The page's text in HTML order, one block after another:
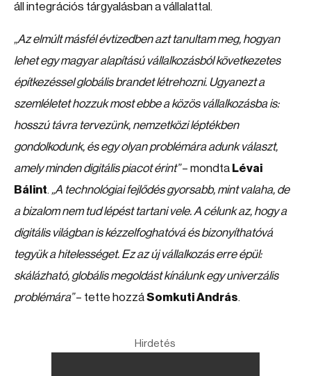
áll integrációs tárgyalásban a vállalattal.
„Az elmúlt másfél évtizedben azt tanultam meg, hogyan
lehet egy magyar alapítású vállalkozásból következetes
építkezéssel globális brandet létrehozni. Ugyanezt a
szemléletet hozzuk most ebbe a közös vállalkozásba is:
hosszú távra tervezünk, nemzetközi léptékben
gondolkodunk, és egy olyan problémára adunk választ,
amely minden digitális piacot érint”– mondta Lévai
Bálint. „A technológiai fejlődés gyorsabb, mint valaha, de
a bizalom nem tud lépést tartani vele. A célunk az, hogy a
digitális világban is kézzelfoghatóvá és bizonyíthatóvá
tegyük a hitelességet. Ez az új vállalkozás erre épül:
skálázható, globális megoldást kínálunk egy univerzális
problémára”– tette hozzáSomkuti András.
Hirdetés